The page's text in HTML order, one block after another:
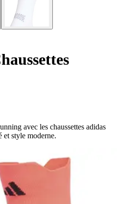
avec les chaussettes adidas
style moderne.